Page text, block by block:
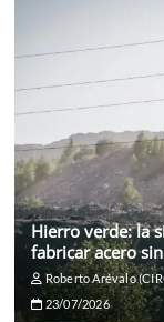
Hierro verde: la
fabricar acero
Roberto Arévalo
23/07/2026